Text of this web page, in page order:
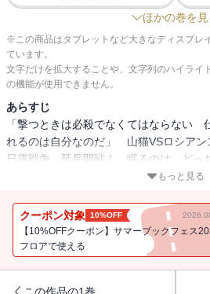
ほかの巻を見
※この商品はタブレットなど大きなディスプレ
ています。
文字だけを拡大することや、文字列のハイライ
の機能が使用できません。
あらすじ
「撃つときは必殺でなくてはならない
れるのは自分なのだ」 山猫VSロシアン
日露戦争、延長開戦！ 眠るのは、ど
イルク、キロランケ、それぞれの過去の
もっと見る
クーポン対象 10%OFF
【10%OFFクーポン】サマーブックフェス
フロアで使える